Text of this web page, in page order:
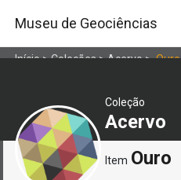
Museu de Geociências
Início>Coleções>Acervo>Ouro
Coleção
Acervo
Item Ouro